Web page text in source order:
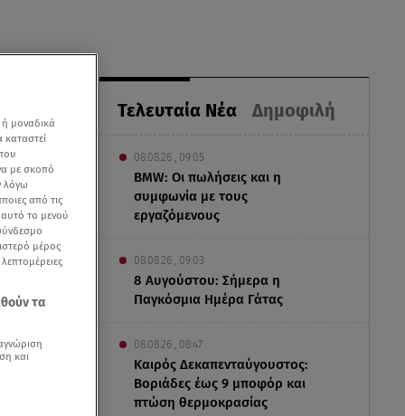
Τελευταία Νέα Δημοφιλή
08.08.26 , 09:05
BMW: Οι πωλήσεις και η
συμφωνία με τους
εργαζόμενους
08.08.26 , 09:03
8 Αυγούστου: Σήμερα η
Παγκόσμια Ημέρα Γάτας
08.08.26 , 08:47
Καιρός Δεκαπενταύγουστος:
Βοριάδες έως 9 μποφόρ και
πτώση θερμοκρασίας
μοναδικά
με σκοπό
λόγω
από τις
αυτό το μενού
μέρος
τα
και